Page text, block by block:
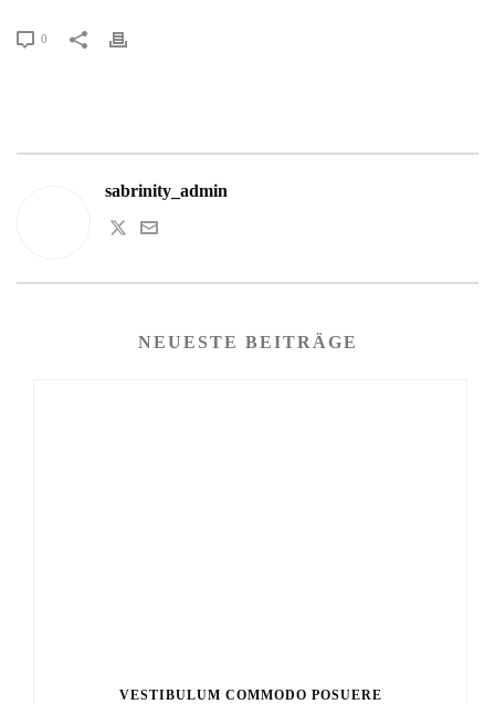
0
sabrinity_admin
NEUESTE BEITRÄGE
VESTIBULUM COMMODO POSUERE